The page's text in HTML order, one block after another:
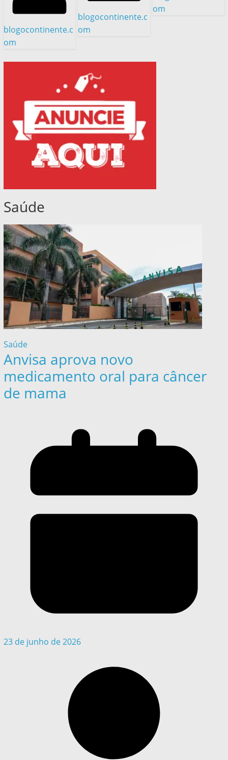
blogocontinente.c
om
blogocontinente.c
om
om
Saúde
Saúde
Anvisa aprova novo
medicamento oral para câncer
de mama
23 de junho de 2026